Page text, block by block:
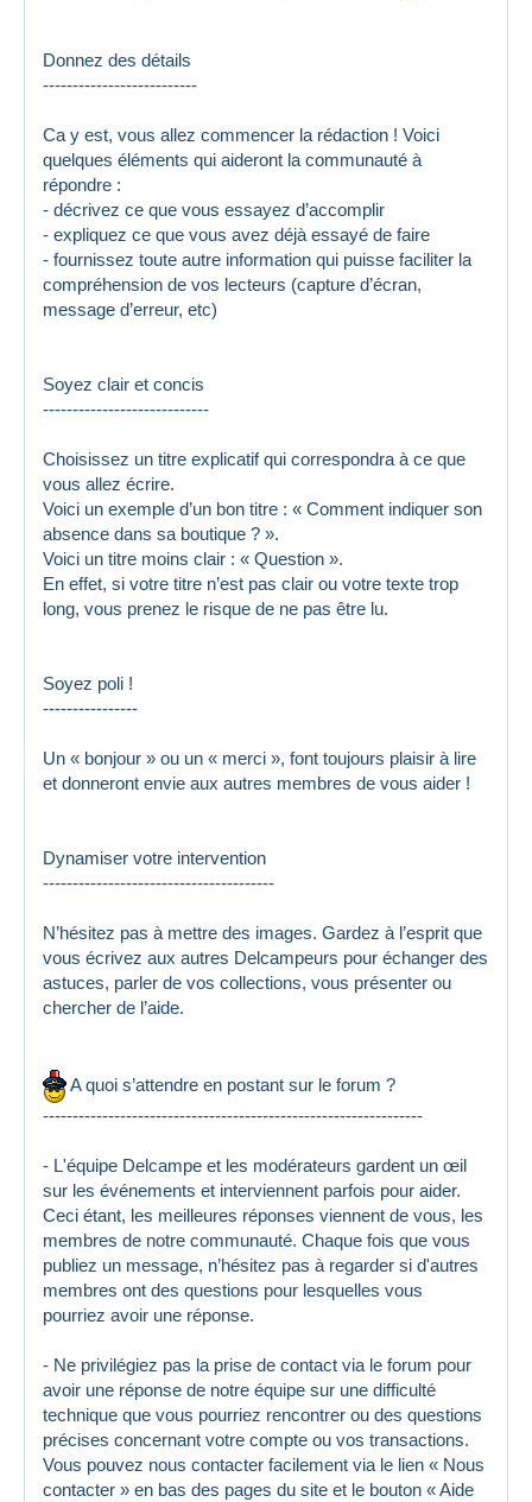
Donnez des détails
--------------------------
Ca y est, vous allez commencer la rédaction ! Voici
quelques éléments qui aideront la communauté à
répondre :
- décrivez ce que vous essayez d’accomplir
- expliquez ce que vous avez déjà essayé de faire
- fournissez toute autre information qui puisse faciliter la
compréhension de vos lecteurs (capture d’écran,
message d’erreur, etc)
Soyez clair et concis
----------------------------
Choisissez un titre explicatif qui correspondra à ce que
vous allez écrire.
Voici un exemple d’un bon titre : « Comment indiquer son
absence dans sa boutique ? ».
Voici un titre moins clair : « Question ».
En effet, si votre titre n’est pas clair ou votre texte trop
long, vous prenez le risque de ne pas être lu.
Soyez poli !
----------------
Un « bonjour » ou un « merci », font toujours plaisir à lire
et donneront envie aux autres membres de vous aider !
Dynamiser votre intervention
---------------------------------------
N’hésitez pas à mettre des images. Gardez à l’esprit que
vous écrivez aux autres Delcampeurs pour échanger des
astuces, parler de vos collections, vous présenter ou
chercher de l’aide.
A quoi s’attendre en postant sur le forum ?
----------------------------------------------------------------
- L'équipe Delcampe et les modérateurs gardent un œil
sur les événements et interviennent parfois pour aider.
Ceci étant, les meilleures réponses viennent de vous, les
membres de notre communauté. Chaque fois que vous
publiez un message, n’hésitez pas à regarder si d'autres
membres ont des questions pour lesquelles vous
pourriez avoir une réponse.
- Ne privilégiez pas la prise de contact via le forum pour
avoir une réponse de notre équipe sur une difficulté
technique que vous pourriez rencontrer ou des questions
précises concernant votre compte ou vos transactions.
Vous pouvez nous contacter facilement via le lien « Nous
contacter » en bas des pages du site et le bouton « Aide